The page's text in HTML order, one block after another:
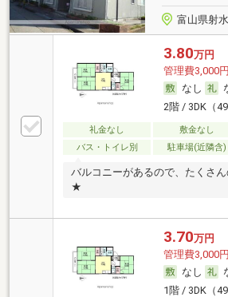
富山県射
3.80万円
管理費3,000円
なし
2階 / 3DK（
礼金なし 敷金なし
バス・トイレ別
駐車場(近隣含)
バルコニーがあるので、たくさ
★
3.70万円
管理費3,000円
なし
1階 / 3DK（